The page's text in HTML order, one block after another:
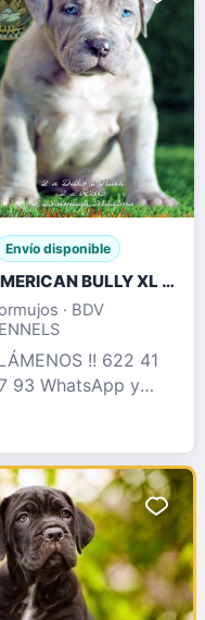
Envío disponible
AMERICAN BULLY XL / XXL CRIA PROFESIONAL
· BDV
!! 622 41
93 WhatsApp y
2 x Hulk
en su
podemos
perros como